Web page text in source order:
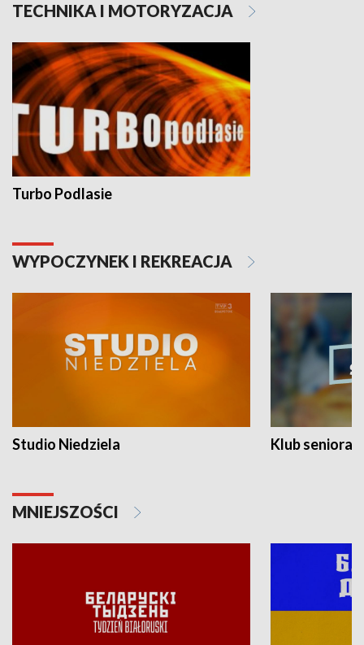
TECHNIKA I MOTORYZACJA
Turbo Podlasie
WYPOCZYNEK I REKREACJA
Studio Niedziela Klub seniora
MNIEJSZOŚCI